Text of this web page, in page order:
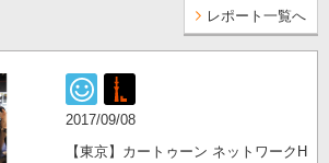
レポート一覧へ
2017/09/08
【東京】カートゥーン ネットワークH